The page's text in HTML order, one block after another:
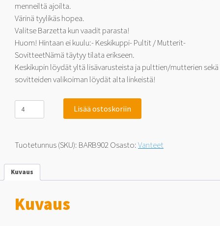
menneiltä ajoilta.
Värinä tyylikäs hopea.
Valitse Barzetta kun vaadit parasta!
Huom! Hintaan ei kuulu:- Keskikuppi- Pultit / Mutterit-
SovitteetNämä täytyy tilata erikseen.
Keskikupin löydät yltä lisävarusteista ja pulttien/mutterien sekä
sovitteiden valikoiman löydät alta linkeistä!
Barzetta
Classic
Rally
4x114.3
Lisää ostoskoriin
Tuotetunnus (SKU): BARB902Osasto:Vanteet
Kuvaus
Kuvaus